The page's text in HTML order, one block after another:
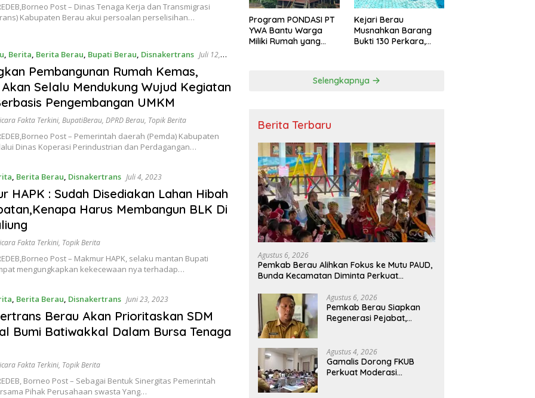
Post – Dinas Tenaga Kerja dan Transmigrasi
Kabupaten Berau akui persoalan perselisihan…
, Berita, Berita Berau, Bupati Berau, Disnakertrans Juli 12,
Pembangunan Rumah Kemas,
Selalu Mendukung Wujud Kegiatan
Pengembangan UMKM
Fakta Terkini, BupatiBerau, DPRD Berau, Topik Berita
Post – Pemerintah daerah (Pemda) Kabupaten
Dinas Koperasi Perindustrian dan Perdagangan…
, Berita Berau, Disnakertrans Juli 4, 2023
HAPK : Sudah Disediakan Lahan Hibah
Harus Membangun BLK Di
Fakta Terkini, Topik Berita
Post – Makmur HAPK, selaku mantan Bupati
mengungkapkan kekecewaan nya terhadap…
, Berita Berau, Disnakertrans Juni 23, 2023
Berau Akan Prioritaskan SDM
Bumi Batiwakkal Dalam Bursa Tenaga
Fakta Terkini, Topik Berita
Borneo Post – Sebagai Bentuk Sinergitas Pemerintah
Pihak Perusahaan swasta Yang…
Program PONDASI PT
YWA Bantu Warga
Miliki Rumah yang
Kejari Berau
Musnahkan Barang
Bukti 130 Perkara,
Selengkapnya
Berita Terbaru
Agustus 6, 2026
Pemkab Berau Alihkan Fokus ke Mutu PAUD,
Bunda Kecamatan Diminta Perkuat
Agustus 6, 2026
Pemkab Berau Siapkan
Regenerasi Pejabat,
Agustus 4, 2026
Gamalis Dorong FKUB
Perkuat Moderasi